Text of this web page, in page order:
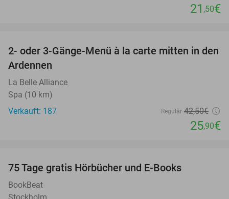
21 ,50€
39%
2- oder 3-Gänge-Menü à la carte mitten in den
Ardennen
La Belle Alliance
Spa (10 km)
Verkauft: 187
Regulär 42,50€
25,90€
75 Tage gratis Hörbücher und E-Books
BookBeat